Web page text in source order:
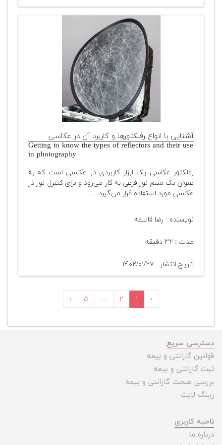
آشنایی با انواع رفلکتورها و کاربرد آن در عکاسی
Getting to know the types of reflectors and their use
in photography
رفلکتور عکاسی یک ابزار کاربردی در عکاسی است که به
عنوان یک منبع نور فرعی به کار می‌رود و برای کنترل نور در
عکاسی مورد استفاده قرار می‌گیرد....
نویسنده : رضا قاسمه
مدت : ۳۲ دقیقه
تاریخ انتشار : ۱۴۰۲/۰۱/۲۷
‹ ۱ ۲ ... ۵ ›
دسترسی سریع
قوانین گارانتی و بیمه
ثبت گارانتی و بیمه
بررسی صحت گارانتی و بیمه
رینگ لایت
ناحیه کاربری
درباره ما